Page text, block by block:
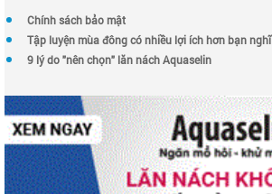
Chính sách bảo mật
Tập luyện mùa đông có nhiều lợi ích hơn bạn nghĩ
9 lý do "nên chọn" lăn nách Aquaselin